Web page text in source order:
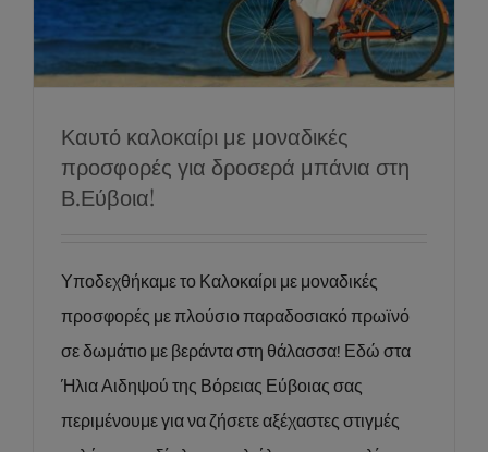
Β.Εύβοια!
News Social
Καυτό καλοκαίρι με μοναδικές
προσφορές για δροσερά μπάνια στη
Β.Εύβοια!
Υποδεχθήκαμε το Καλοκαίρι με μοναδικές
προσφορές με πλούσιο παραδοσιακό πρωϊνό
σε δωμάτιο με βεράντα στη θάλασσα! Εδώ στα
Ήλια Αιδηψού της Βόρειας Εύβοιας σας
περιμένουμε για να ζήσετε αξέχαστες στιγμές